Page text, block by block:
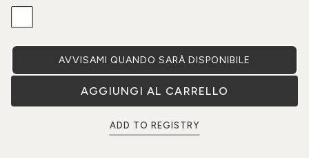
AVVISAMI QUANDO SARÀ DISPONIBILE
AGGIUNGI AL CARRELLO
ADD TO REGISTRY